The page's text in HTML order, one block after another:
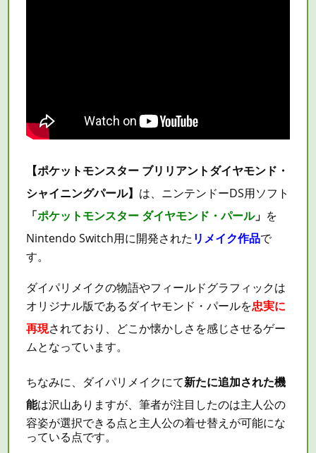
【ポケットモンスター ブリリアントダイヤモンド・
シャイニングパール】 は、ニンテンドーDS用ソフト
「ポケットモンスター ダイヤモンド・パール」 を
Nintendo Switch用に開発された リメイク作品で
す。
ダイパリメイクの物語やフィールドグラフィックは
オリジナル版であるダイヤモンド・パールを忠実に
再現されており、どこか懐かしさを感じさせるゲー
ムとなっています。
ちなみに、ダイパリメイクにて新たに追加された機
能は沢山ありますが、筆者が注目したのは主人公の
容姿が選択できる点と主人公の着せ替えが可能にな
っている点です。